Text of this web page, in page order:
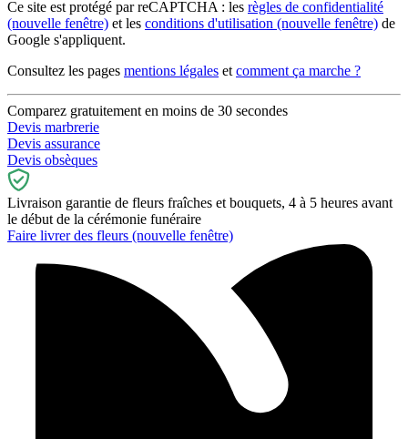
Ce site est protégé par reCAPTCHA : les règles de confidentialité
(nouvelle fenêtre) et les conditions d'utilisation (nouvelle fenêtre) de
Google s'appliquent.
Consultez les pages mentions légales et comment ça marche ?
Comparez gratuitement en moins de 30 secondes
Devis marbrerie
Devis assurance
Devis obsèques
Livraison garantie de fleurs fraîches et bouquets, 4 à 5 heures avant
le début de la cérémonie funéraire
Faire livrer des fleurs (nouvelle fenêtre)